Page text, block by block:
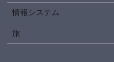
情報システム
旅